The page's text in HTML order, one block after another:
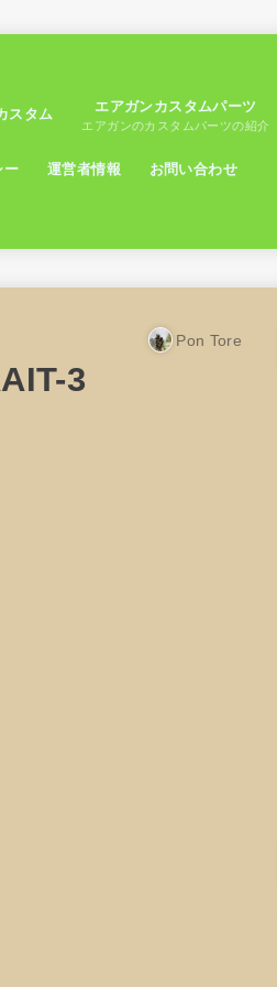
スタム エアガンカスタムパーツ
エアガンのカスタムパーツの紹介
ー 運営者情報 お問い合わせ
Pon Tore
3